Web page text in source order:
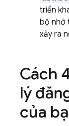
triển
bộ nhớ
xảy ra
Cách
lý
của